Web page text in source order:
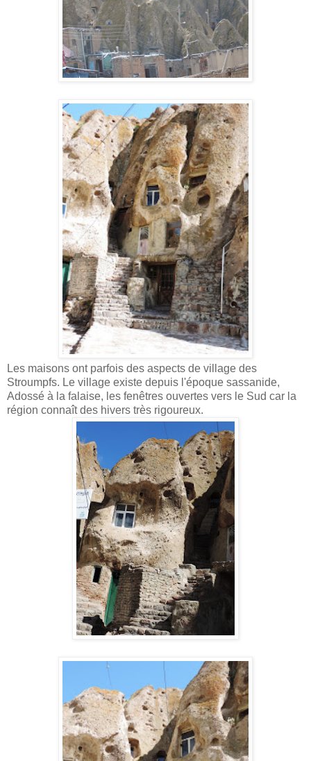
Les maisons ont parfois des aspects de village des
Stroumpfs. Le village existe depuis l'époque sassanide,
Adossé à la falaise, les fenêtres ouvertes vers le Sud car la
région connaît des hivers très rigoureux.